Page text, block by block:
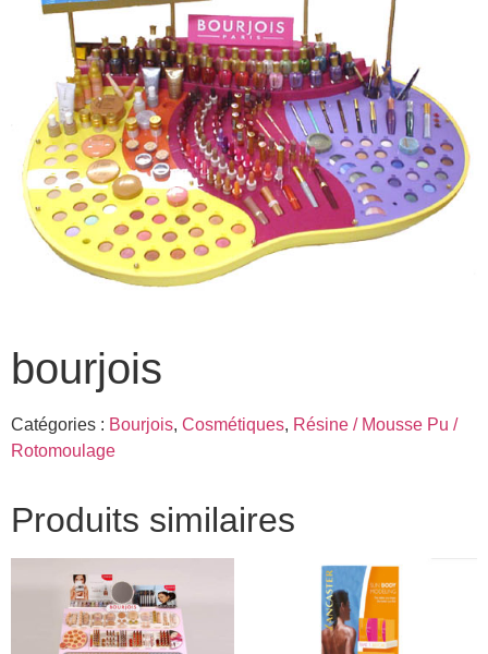
bourjois
Catégories : Bourjois, Cosmétiques, Résine / Mousse Pu /
Rotomoulage
Produits similaires